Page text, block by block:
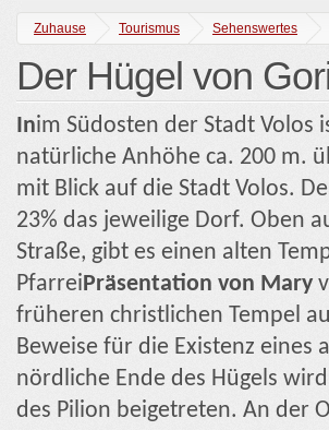
Zuhause Tourismus Sehenswertes
Der Hügel von
Inim Südosten der Stadt Volos
natürliche Anhöhe ca. 200 m.
mit Blick auf die Stadt Volos.
23% das jeweilige Dorf. Oben
Straße, gibt es einen alten
PfarreiPräsentation von Mary
früheren christlichen Tempel
Beweise für die Existenz eines
nördliche Ende des Hügels
des Pilion beigetreten. An der